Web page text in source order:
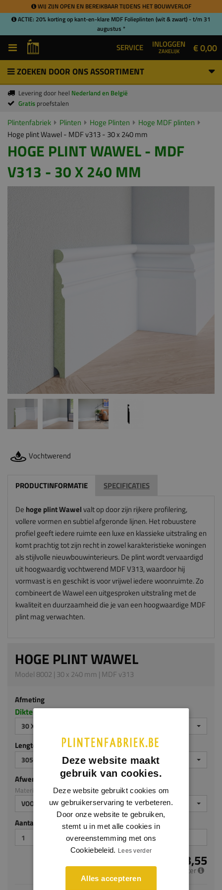
WIJ ZIJN OPEN EN BEREIKBAAR TIJDENS HET BOUWVERLOF
ACTIE: 20% korting op kant-en-klare MDF Folieplinten (wit & zwart) - t/m 31
augustus *
SERVICE INLOGGEN
ZAKELIJK € 0,00
ZOEKEN DOOR ONS ASSORTIMENT
Levering door heel Nederland en België
Gratis proefstalen
Plintenfabriek Plinten Hoge Plinten
Hoge MDF plinten
Hoge plint Wawel - MDF v313 - 30 x 240 mm
HOGE PLINT WAWEL - MDF
V313 - 30 X 240 MM
Vochtwerend
PRODUCTINFORMATIE SPECIFICATIES
De hoge plint Wawelvalt op door zijn rijkere profilering,
vollere vormen en subtiel afgeronde lijnen. Het robuustere
profiel geeft iedere ruimte een luxe en klassieke uitstraling en
komt prachtig tot zijn recht in zowel karakteristieke woningen
als stijlvolle nieuwbouwinterieurs. De plint wordt vervaardigd
uit hoogwaardig vochtwerend MDF V313, waardoor hij
vormvast is en geschikt is voor vrijwel iedere woonruimte. Zo
combineert de Wawel een uitgesproken uitstraling met de
kwaliteit en duurzaamheid die je van een hoogwaardige MDF
plint mag verwachten.
HOGE PLINT WAWEL
Model 8002 | 30 x 240 mm | MDF v313
Afmeting
Dikte x hoogte in millimeters
30 X 240 MM
Lengte (mm)
3050
Afwerking
Materiaal: MDF v313
VOORGELAKT
Aantal stuks
€ 23,55
per meter
Deze website maakt
gebruik van cookies.
Deze website gebruikt cookies om
uw gebruikerservaring te verbeteren.
Door onze website te gebruiken,
stemt u in met alle cookies in
overeenstemming met ons
Cookiebeleid. Lees verder
Alles accepteren